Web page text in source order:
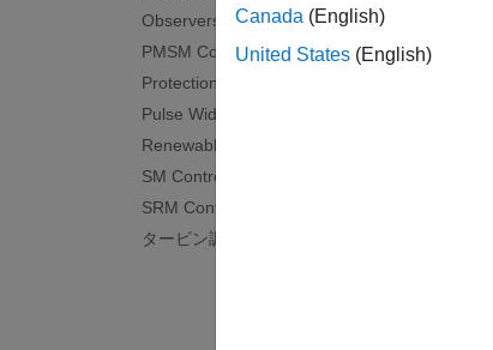
Observers​
PMSM Control​
Protection​
Pulse Width Modulation
Renewables Control
SM Control
SRM Control​
タービン調速機​
Canada (English)
United States (English)